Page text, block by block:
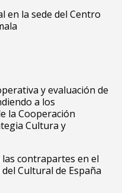
en la sede del Centro
y evaluación de
a los
la Cooperación
Cultura y
contrapartes en el
Cultural de España